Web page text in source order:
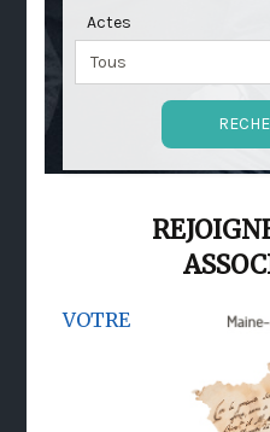
Actes
VOTRE